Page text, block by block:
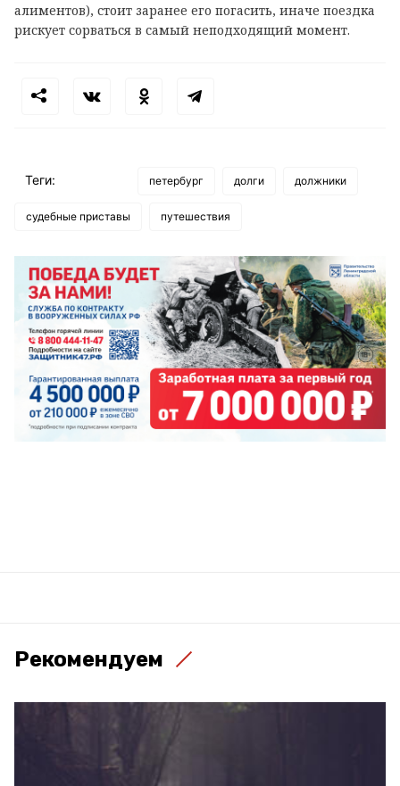
алиментов), стоит заранее его погасить, иначе поездка
рискует сорваться в самый неподходящий момент.
Теги: петербург долги должники
судебные приставы путешествия
Рекомендуем